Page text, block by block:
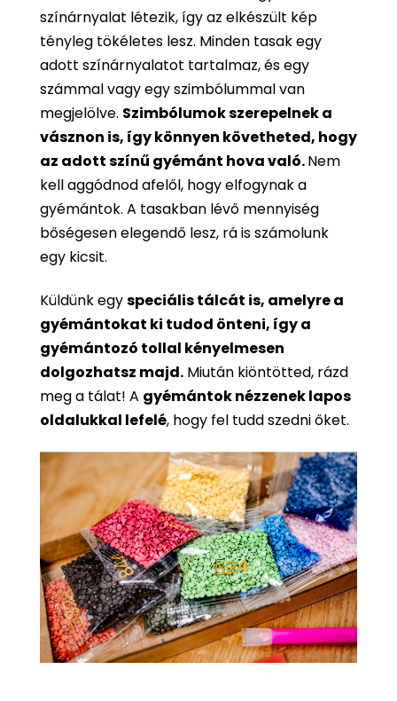
színárnyalat létezik, így az elkészült kép
tényleg tökéletes lesz. Minden tasak egy
adott színárnyalatot tartalmaz, és egy
számmal vagy egy szimbólummal van
megjelölve. Szimbólumok szerepelnek a
vásznon is, így könnyen követheted, hogy
az adott színű gyémánt hova való.Nem
kell aggódnod afelől, hogy elfogynak a
gyémántok. A tasakban lévő mennyiség
bőségesen elegendő lesz, rá is számolunk
egy kicsit.
Küldünk egyspeciális tálcát is, amelyre a
gyémántokat ki tudod önteni, így a
gyémántozó tollal kényelmesen
dolgozhatsz majd. Miután kiöntötted, rázd
meg a tálat! A gyémántok nézzenek lapos
oldalukkal lefelé, hogy fel tudd szedni őket.